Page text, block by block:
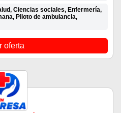
Ciencias sociales, Enfermería,
Piloto de ambulancia,
oferta